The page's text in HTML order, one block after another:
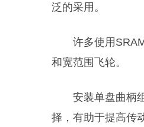
泛的采用。
许多使用
和宽范围飞轮。
安装单盘曲柄
择，有助于提高传